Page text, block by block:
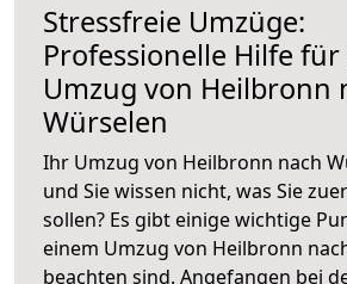
Stressfreie Umzüge:
Professionelle Hilfe
Umzug von Heilbronn
Würselen
Ihr Umzug von Heilbronn nach
und Sie wissen nicht, was Sie
sollen? Es gibt einige wichtige
einem Umzug von Heilbronn
beachten sind. Angefangen bei